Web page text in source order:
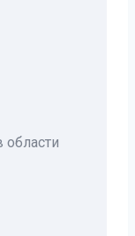
области